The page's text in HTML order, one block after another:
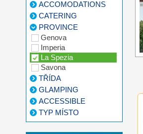
ACCOMODATIONS
CATERING
PROVINCE
Genova
Imperia
La Spezia
Savona
TŘÍDA
GLAMPING
ACCESSIBLE
TYP MÍSTO